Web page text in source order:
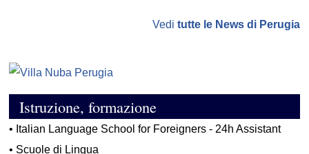
Vedi tutte le News di Perugia
Istruzione, formazione
• Italian Language School for Foreigners - 24h Assistant
• Scuole di Lingua